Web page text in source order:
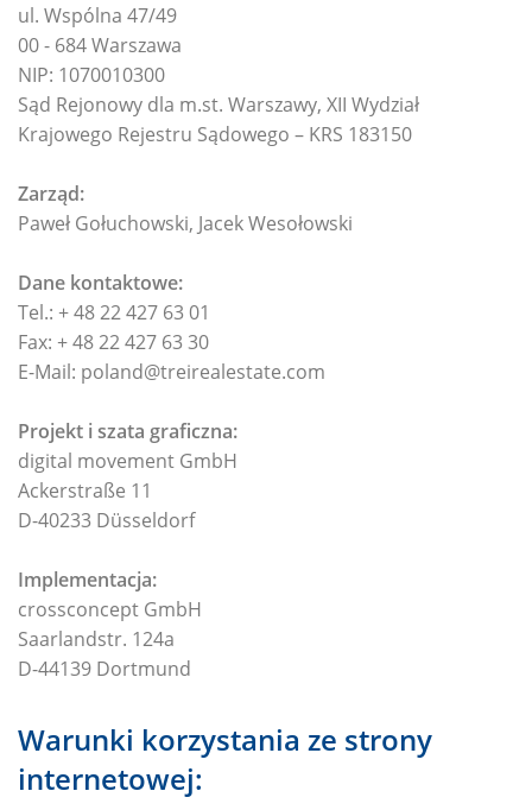
ul. Wspólna 47/49
00 - 684 Warszawa
NIP: 1070010300
Sąd Rejonowy dla m.st. Warszawy, XII Wydział
Krajowego Rejestru Sądowego – KRS 183150
Zarząd:
Paweł Gołuchowski, Jacek Wesołowski
Dane kontaktowe:
Tel.: + 48 22 427 63 01
Fax: + 48 22 427 63 30
E-Mail: poland@treirealestate.com
Projekt i szata graficzna:
digital movement GmbH
Ackerstraße 11
D-40233 Düsseldorf
Implementacja:
crossconcept GmbH
Saarlandstr. 124a
D-44139 Dortmund
Warunki korzystania ze strony
internetowej: